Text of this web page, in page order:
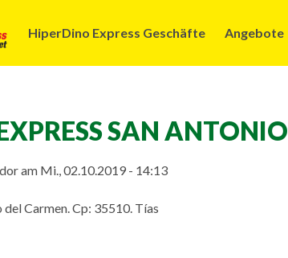
Navegación
HiperDino Express Geschäfte Angebote
SAN ANTONIO
am Mi., 02.10.2019 - 14:13
Carmen. Cp: 35510. Tías